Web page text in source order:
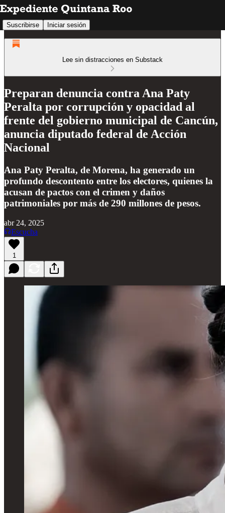
Suscribirse Iniciar sesión
Lee sin distracciones en Substack
Preparan denuncia contra Ana Paty
Peralta por corrupción y opacidad al
frente del gobierno municipal de Cancún,
anuncia diputado federal de Acción
Nacional
Ana Paty Peralta, de Morena, ha generado un
profundo descontento entre los electores, quienes la
acusan de pactos con el crimen y daños
patrimoniales por más de 290 millones de pesos.
abr 24, 2025
Escucha
1